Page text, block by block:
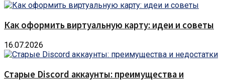
Как оформить виртуальную карту: идеи и советы
16.07.2026
Старые Discord аккаунты: преимущества и